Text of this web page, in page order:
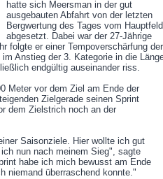
hatte sich Meersman in der gut
ausgebauten Abfahrt von der letzten
Bergwertung des Tages vom Hauptfeld
abgesetzt. Dabei war der 27-Jährige
folgte er einer Tempoverschärfung der
Anstieg der 3. Kategorie in die
endgültig auseinander riss.
Meter vor dem Ziel am Ende der
Zielgerade seinen Sprint
dem Zielstrich noch an der
Saisonziele. Hier wollte ich gut
nun nach meinem Sieg", sagte
habe ich mich bewusst am Ende
niemand überraschend konnte."